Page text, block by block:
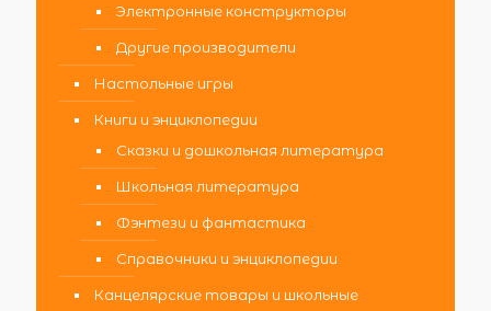
Электронные конструкторы
Другие производители
Настольные игры
Книги и энциклопедии
Сказки и дошкольная литература
Школьная литература
Фэнтези и фантастика
Справочники и энциклопедии
Канцелярские товары и школьные